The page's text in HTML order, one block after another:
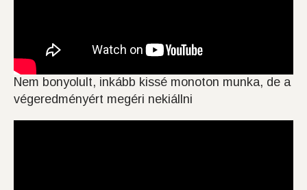
Nem bonyolult, inkább kissé monoton munka, de a
végeredményért megéri nekiállni